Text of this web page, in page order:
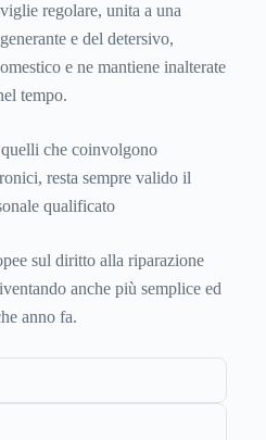
regolare, unita a una
e del detersivo,
e ne mantiene inalterate
tempo.
che coinvolgono
resta sempre valido il
qualificato
sul diritto alla riparazione
anche più semplice ed
anno fa.